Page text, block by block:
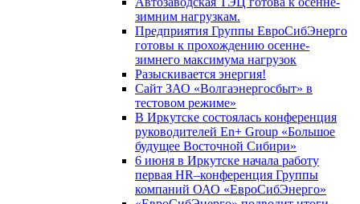
зимним нагрузкам.
Предприятия Группы ЕвроСибЭнерго
готовы к прохождению осенне-
зимнего максимума нагрузок
Разыскивается энергия!
Сайт ЗАО «Волгаэнергосбыт» в
тестовом режиме»
В Иркутске состоялась конференция
руководителей En+ Group «Большое
будущее Восточной Сибири»
6 июня в Иркутске начала работу
первая HR–конференция Группы
компаний ОАО «ЕвроСибЭнерго»